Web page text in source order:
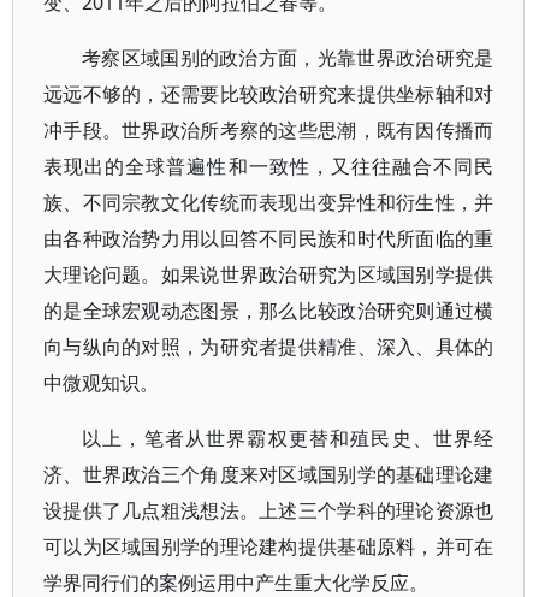
考察区域国别的政治方面，光靠世界政治研究是
远远不够的，还需要比较政治研究来提供坐标轴和对
冲手段。世界政治所考察的这些思潮，既有因传播而
表现出的全球普遍性和一致性，又往往融合不同民
族、不同宗教文化传统而表现出变异性和衍生性，并
由各种政治势力用以回答不同民族和时代所面临的重
大理论问题。如果说世界政治研究为区域国别学提供
的是全球宏观动态图景，那么比较政治研究则通过横
向与纵向的对照，为研究者提供精准、深入、具体的
中微观知识。
以上，笔者从世界霸权更替和殖民史、世界经
济、世界政治三个角度来对区域国别学的基础理论建
设提供了几点粗浅想法。上述三个学科的理论资源也
可以为区域国别学的理论建构提供基础原料，并可在
学界同行们的案例运用中产生重大化学反应。